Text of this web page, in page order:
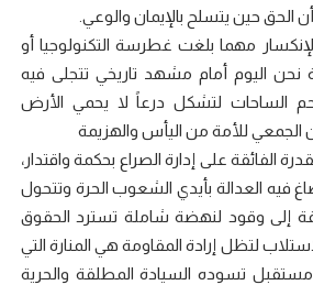
الحق حين يتسلح بالإيمان والوعي.
مهما بلغت غطرسة التكنولوجيا أو
نحن اليوم أمام مشهد تاريخي تتجلى فيه
الساحات لتشكل درعاً لا يحمي الأرض
للأمة من اليأس والهزيمة
الفائقة على إدارة الصراع بحكمة واقتدار،
فيه العدالة بأيدي الشعوب الحرة وتتحول
إلى وقود لنهضة شاملة تسترد الحقوق
لتظل إرادة المقاومة هي المنارة التي
مستقبل تسوده السيادة المطلقة والحرية